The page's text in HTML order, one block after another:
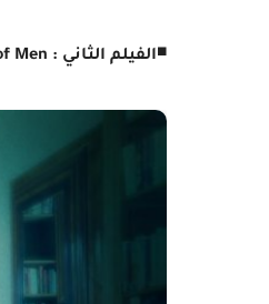
◾الفيلم الثاني : Charming the Hearts of Men